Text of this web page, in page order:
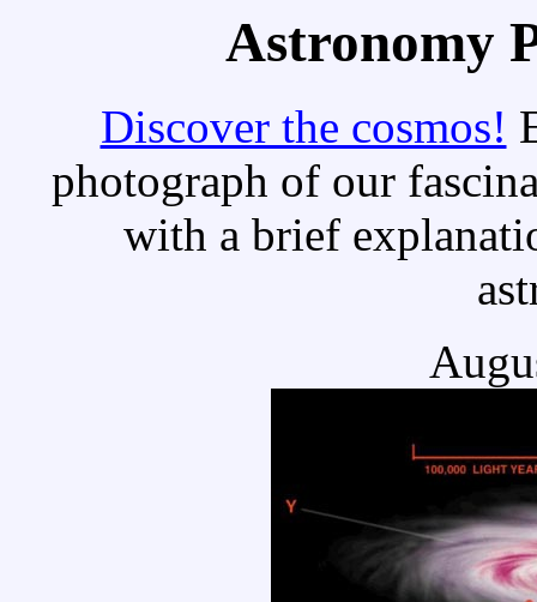
Astronomy
Discover the cosmos!
photograph of our
with a brief